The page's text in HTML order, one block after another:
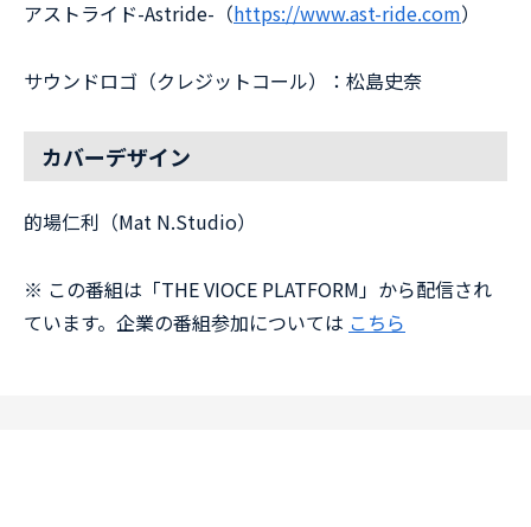
アストライド-Astride-（⁠https://www.ast-ride.com⁠）
サウンドロゴ（クレジットコール）：松島史奈
カバーデザイン
的場仁利（Mat N.Studio）
※ この番組は「THE VIOCE PLATFORM」から配信され
ています。企業の番組参加については こちら